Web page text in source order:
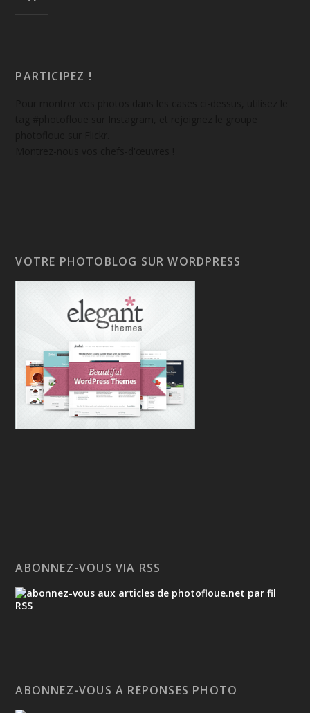
PARTICIPEZ !
VOTRE PHOTOBLOG SUR WORDPRESS
ABONNEZ-VOUS VIA RSS
ABONNEZ-VOUS À RÉPONSES PHOTO